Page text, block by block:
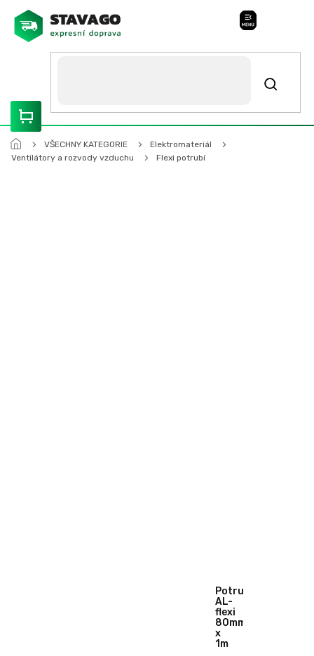
obsah
ROZVÁŽÍME OLOMOUCKO, SVITAVSKO, ŠUMPERSKO, BRNO,
PARDUBICE, HRADEC KRÁLOVÉ
VŠECHNY KATEGORIE
Elektromateriál
Ventilátory a rozvody vzduchu
Flexi potrubí
Potrubí
AL-
flexi
80mm
x
1m
Stavago Podpora